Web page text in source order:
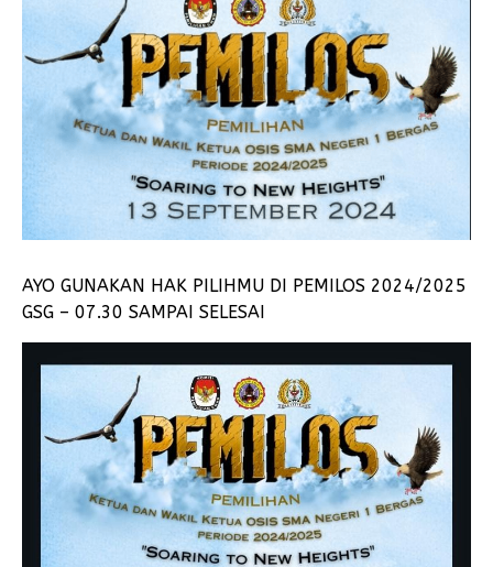
AYO GUNAKAN HAK PILIHMU DI PEMILOS 2024/2025
GSG – 07.30 SAMPAI SELESAI